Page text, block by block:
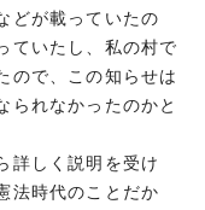
どが載っていたの
ていたし、私の村で
ので、この知らせは
られなかったのかと
詳しく説明を受け
法時代のことだか